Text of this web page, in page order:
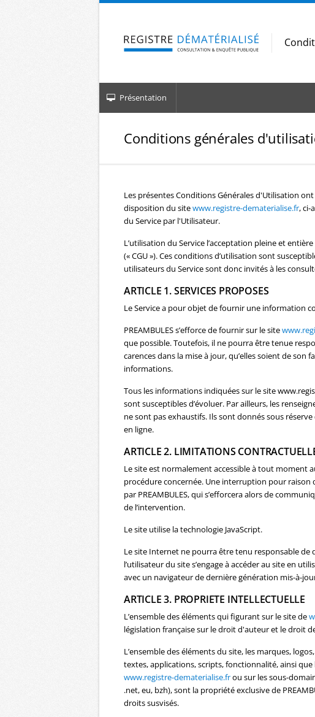
Aller au contenu
Présentation
Conditions générales
Les présentes Conditions Générales d'Utilisation
disposition du sitewww.registre-dematerialise.fr, ci-
du Service par l'Utilisateur.
L’utilisation du Service l’acceptation pleine et
(« CGU »). Ces conditions d’utilisation sont
utilisateurs du Service sont donc invités à les
ARTICLE 1. SERVICES PROPOSES
Le Service a pour objet de fournir une information
PREAMBULES s’efforce de fournir sur le site
que possible. Toutefois, il ne pourra être tenue
carences dans la mise à jour, qu’elles soient de
informations.
Tous les informations indiquées sur le site
sont susceptibles d’évoluer. Par ailleurs, les
ne sont pas exhaustifs. Ils sont donnés sous
en ligne.
ARTICLE 2. LIMITATIONS
Le site est normalement accessible à tout moment
procédure concernée. Une interruption pour
par PREAMBULES, qui s’efforcera alors de
de l’intervention.
Le site utilise la technologie JavaScript.
Le site Internet ne pourra être tenu responsable de
l’utilisateur du site s’engage à accéder au site en
avec un navigateur de dernière génération mis-à-
ARTICLE 3. PROPRIETE INTELLECTUELLE
L’ensemble des éléments qui figurant sur le site de
législation française sur le droit d'auteur et le droit
L’ensemble des éléments du site, les marques,
textes, applications, scripts, fonctionnalité, ainsi
www.registre-dematerialise.frou sur les sous-
.net, eu, bzh), sont la propriété exclusive de
droits susvisés.